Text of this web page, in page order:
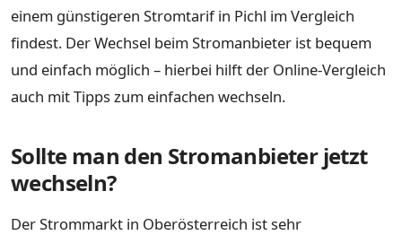
einem günstigeren Stromtarif in Pichl im Vergleich
findest. Der Wechsel beim Stromanbieter ist bequem
und einfach möglich – hierbei hilft der Online-Vergleich
auch mit Tipps zum einfachen wechseln.
Sollte man den Stromanbieter jetzt
wechseln?
Der Strommarkt in Oberösterreich ist sehr